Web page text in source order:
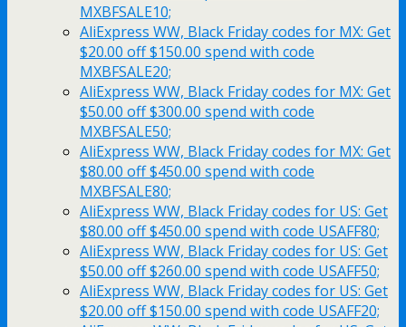
MXBFSALE10;
AliExpress WW, Black Friday codes for MX: Get
$20.00 off $150.00 spend with code
MXBFSALE20;
AliExpress WW, Black Friday codes for MX: Get
$50.00 off $300.00 spend with code
MXBFSALE50;
AliExpress WW, Black Friday codes for MX: Get
$80.00 off $450.00 spend with code
MXBFSALE80;
AliExpress WW, Black Friday codes for US: Get
$80.00 off $450.00 spend with code USAFF80;
AliExpress WW, Black Friday codes for US: Get
$50.00 off $260.00 spend with code USAFF50;
AliExpress WW, Black Friday codes for US: Get
$20.00 off $150.00 spend with code USAFF20;